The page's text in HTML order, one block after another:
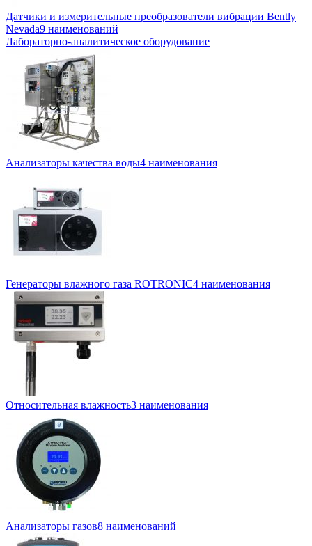
Датчики и измерительные преобразователи вибрации Bently
Nevada9 наименований
Лабораторно-аналитическое оборудование
Анализаторы качества воды4 наименования
Генераторы влажного газа ROTRONIC4 наименования
Относительная влажность3 наименования
Анализаторы газов8 наименований